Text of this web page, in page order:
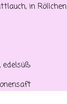
in Röllchen
edelsüß